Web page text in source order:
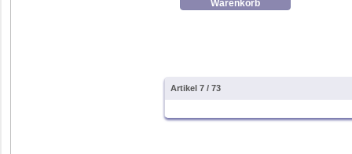
Artikel 7 / 73